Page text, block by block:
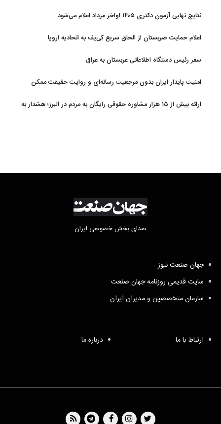
نتایج نهایی آزمون دکتری ۱۴۰۵ اواخر مرداد اعلام می‌شود
اعلام حمایت صربستان از الحاق سریع کی‌یف به اتحادیه اروپا
سفر رئیس دستگاه اطلاعاتی عربستان به عراق
امنیت پایدار ایران بدون مرجعیت رسانه‌ای و روایت حقیقت ممکن
ارائه بیش از ۱۵ هزار مشاوره حقوقی رایگان به مردم در البرز؛ هشدار به
صدای بخش خصوصی ایران
جهان صنعت نیوز
سایت قدیمی روزنامه جهان صنعت
سازمان متخصصین و مدیران ایران
ارتباط با ما درباره ما